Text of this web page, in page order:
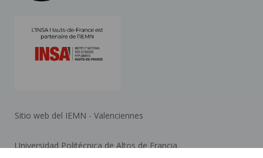
Sitio web del IEMN - Valenciennes
Universidad Politécnica de Altos de Francia